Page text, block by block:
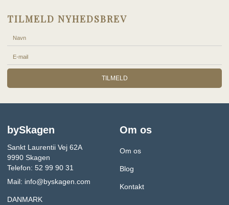
TILMELD NYHEDSBREV
TILMELD
bySkagen
Sankt Laurentii Vej 62A
9990 Skagen
Telefon: 52 99 90 31
Mail: info@byskagen.com
DANMARK
Om os
Om os
Blog
Kontakt